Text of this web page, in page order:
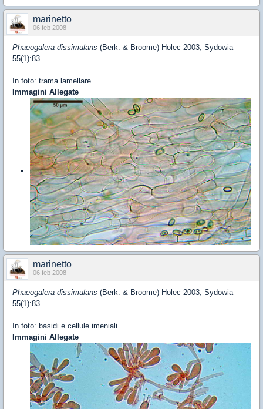
marinetto
06 feb 2008
Phaeogalera dissimulans (Berk. & Broome) Holec 2003, Sydowia
55(1):83.
In foto: trama lamellare
Immagini Allegate
marinetto
06 feb 2008
Phaeogalera dissimulans (Berk. & Broome) Holec 2003, Sydowia
55(1):83.
In foto: basidi e cellule imeniali
Immagini Allegate